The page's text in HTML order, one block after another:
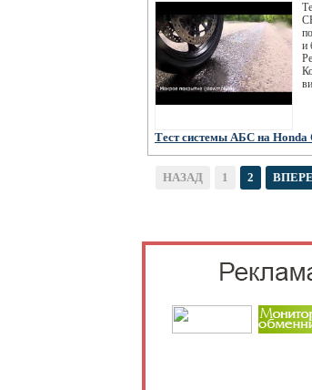
и
Тест системы АБС на Honda
НАЗАД 1 2